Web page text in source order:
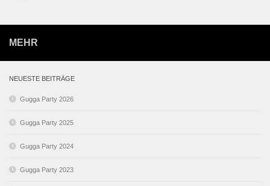
MEHR
NEUESTE BEITRÄGE
Gugga Party 2026
Gugga Party 2025
Gugga Party 2024
Gugga Party 2023